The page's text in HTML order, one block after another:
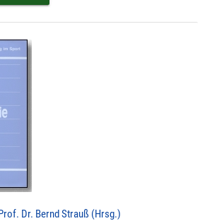
Dr. Bernd Strauß (Hrsg.)